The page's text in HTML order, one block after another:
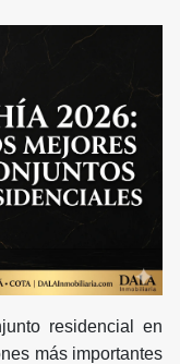
residencial en
más importantes